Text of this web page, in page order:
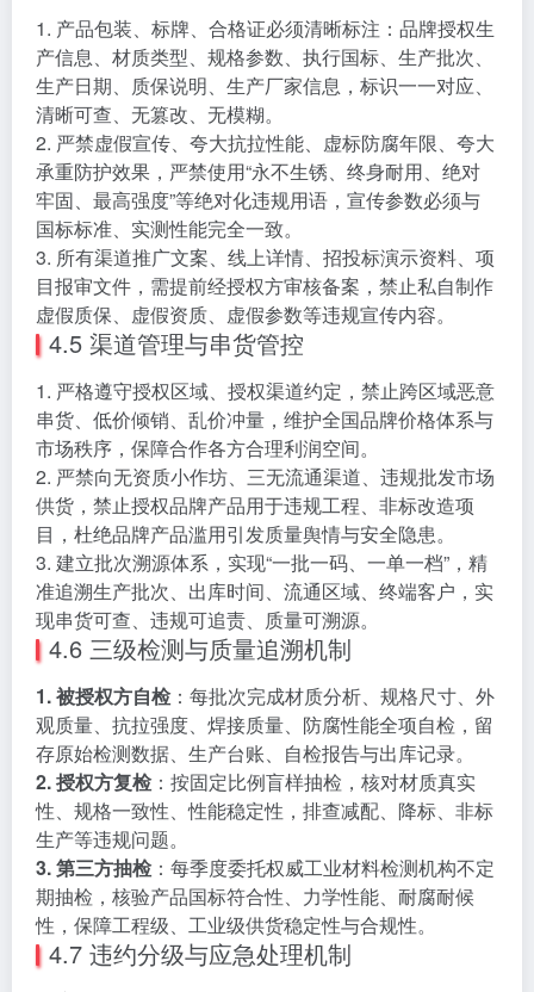
1. 产品包装、标牌、合格证必须清晰标注：品牌授权生
产信息、材质类型、规格参数、执行国标、生产批次、
生产日期、质保说明、生产厂家信息，标识一一对应、
清晰可查、无篡改、无模糊。
2. 严禁虚假宣传、夸大抗拉性能、虚标防腐年限、夸大
承重防护效果，严禁使用“永不生锈、终身耐用、绝对
牢固、最高强度”等绝对化违规用语，宣传参数必须与
国标标准、实测性能完全一致。
3. 所有渠道推广文案、线上详情、招投标演示资料、项
目报审文件，需提前经授权方审核备案，禁止私自制作
虚假质保、虚假资质、虚假参数等违规宣传内容。
4.5 渠道管理与串货管控
1. 严格遵守授权区域、授权渠道约定，禁止跨区域恶意
串货、低价倾销、乱价冲量，维护全国品牌价格体系与
市场秩序，保障合作各方合理利润空间。
2. 严禁向无资质小作坊、三无流通渠道、违规批发市场
供货，禁止授权品牌产品用于违规工程、非标改造项
目，杜绝品牌产品滥用引发质量舆情与安全隐患。
3. 建立批次溯源体系，实现“一批一码、一单一档”，精
准追溯生产批次、出库时间、流通区域、终端客户，实
现串货可查、违规可追责、质量可溯源。
4.6 三级检测与质量追溯机制
1. 被授权方自检：每批次完成材质分析、规格尺寸、外
观质量、抗拉强度、焊接质量、防腐性能全项自检，留
存原始检测数据、生产台账、自检报告与出库记录。
2. 授权方复检：按固定比例盲样抽检，核对材质真实
性、规格一致性、性能稳定性，排查减配、降标、非标
生产等违规问题。
3. 第三方抽检：每季度委托权威工业材料检测机构不定
期抽检，核验产品国标符合性、力学性能、耐腐耐候
性，保障工程级、工业级供货稳定性与合规性。
4.7 违约分级与应急处理机制